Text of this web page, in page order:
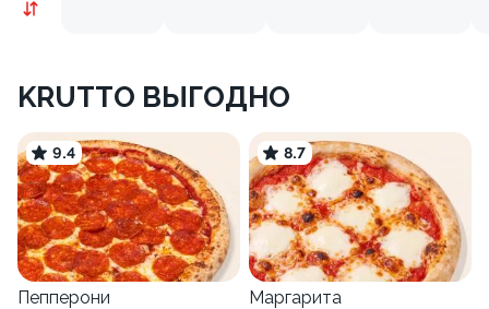
KRUTTO ВЫГОДНО
9.4
Пепперони
8.7
Маргарита